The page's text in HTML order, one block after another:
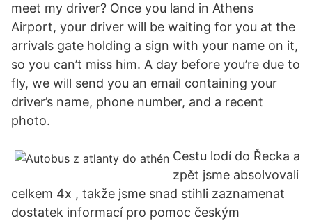
meet my driver? Once you land in Athens
Airport, your driver will be waiting for you at the
arrivals gate holding a sign with your name on it,
so you can’t miss him. A day before you’re due to
fly, we will send you an email containing your
driver’s name, phone number, and a recent
photo.
Cestu lodí do Řecka a
zpět jsme absolvovali
celkem 4x , takže jsme snad stihli zaznamenat
dostatek informací pro pomoc českým